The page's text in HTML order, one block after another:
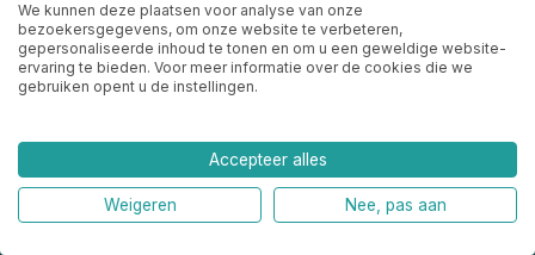
Ik ben
Arts-onderzoeker
Net Basisarts
We kunnen deze plaatsen voor analyse van onze
bezoekersgegevens, om onze website te verbeteren,
gepersonaliseerde inhoud te tonen en om u een geweldige website-
ervaring te bieden. Voor meer informatie over de cookies die we
gebruiken opent u de instellingen.
Accepteer alles
Weigeren Nee, pas aan